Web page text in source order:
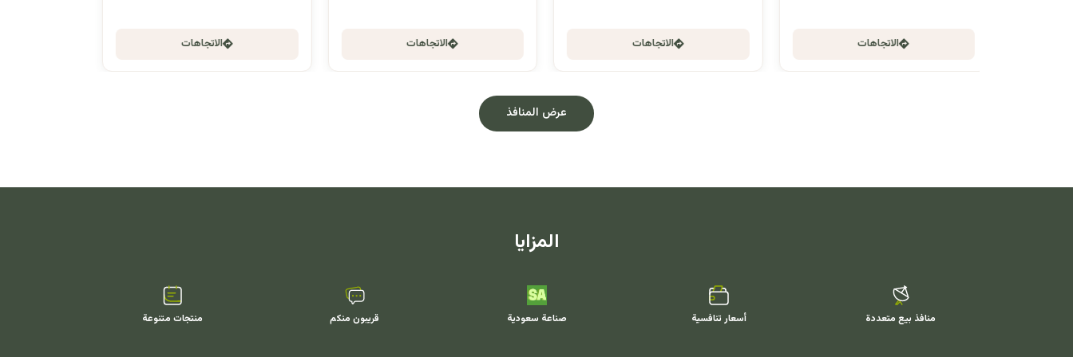
الاتجاهات الاتجاهات الاتجاهات الاتجاهات
عرض المنافذ
المزايا
منافذ بيع متعددة أسعار تنافسية صناعة سعودية قريبون منكم منتجات متنوعة